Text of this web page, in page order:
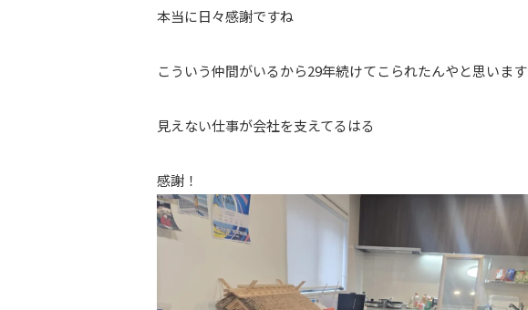
本当に日々感謝ですね
こういう仲間がいるから29年続けてこられたんやと思います
見えない仕事が会社を支えてるはる
感謝！